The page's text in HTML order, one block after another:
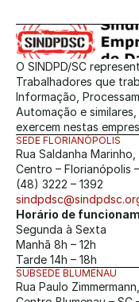
O SINDPD/SC
Trabalhadores que
Informação,
Automação e
exercem nestas
SEDE FLORIANÓPOLIS
Rua Saldanha Marinho,
Centro – Florianópolis
(48) 3222 – 1392
Horário de
Segunda à Sexta
Manhã 8h – 12h
Tarde 14h – 18h
SUBSEDE BLUMENAU
Rua Paulo